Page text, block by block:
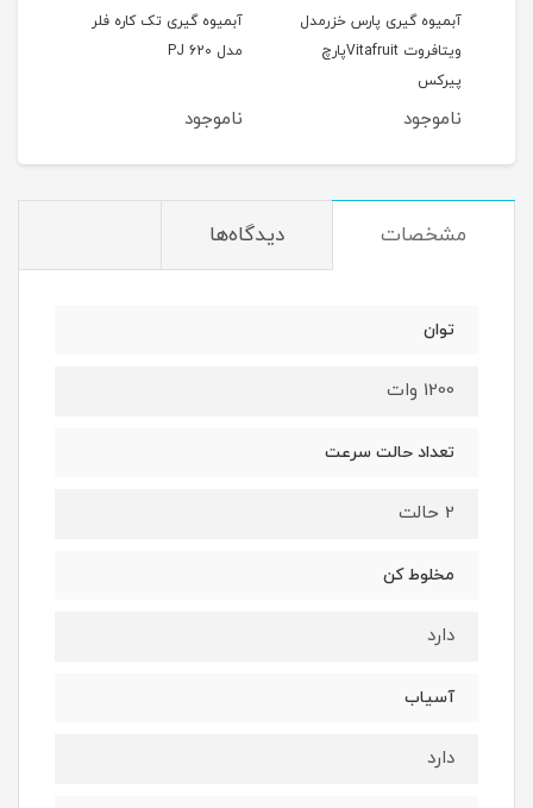
آبمیوه گیری پارس خزرمدل
ویتافروت Vitafruitپارچ
پیرکس
ناموجود
آبمیوه گیری تک کاره فلر
مدل PJ 620
ناموجود
مشخصات دیدگاه‌ها
توان
1200 وات
تعداد حالت سرعت
2 حالت
مخلوط کن
دارد
آسیاب
دارد